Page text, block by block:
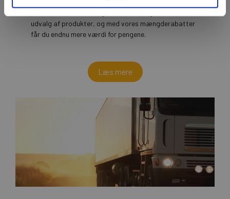
udvalg af produkter, og med vores mængderabatter
får du endnu mere værdi for pengene.
Læs mere